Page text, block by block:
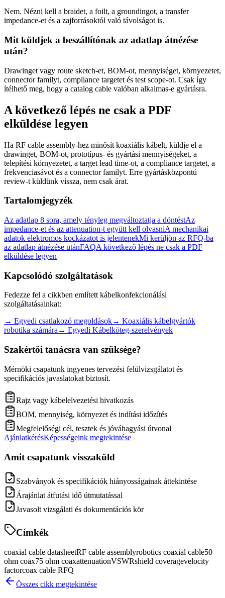
Nem. Nézni kell a braidet, a foilt, a groundingot, a transfer
impedance-et és a zajforrásoktól való távolságot is.
Mit küldjek a beszállítónak az adatlap átnézése
után?
Drawinget vagy route sketch-et, BOM-ot, mennyiséget, környezetet,
connector familyt, compliance targetet és test scope-ot. Csak így
ítélhető meg, hogy a catalog cable valóban alkalmas-e gyártásra.
A következő lépés ne csak a PDF
elküldése legyen
Ha RF cable assembly-hez minősít koaxiális kábelt, küldje el a
drawinget, BOM-ot, prototípus- és gyártási mennyiségeket, a
telepítési környezetet, a target lead time-ot, a compliance targetet, a
frekvenciasávot és a connector familyt. Erre gyártásközpontú
review-t küldünk vissza, nem csak árat.
Tartalomjegyzék
Az adatlap 8 sora, amely tényleg megváltoztatja a döntéstAz
impedance-et és az attenuation-t együtt kell olvasniA mechanikai
adatok elektromos kockázatot is jelentenekMi kerüljön az RFQ-ba
az adatlap átnézése utánFAQA következő lépés ne csak a PDF
elküldése legyen
Kapcsolódó szolgáltatások
Fedezze fel a cikkben említett kábelkonfekcionálási
szolgáltatásainkat:
→ Egyedi csatlakozó megoldások→ Koaxiális kábelgyártók
robotika számára→ Egyedi Kábelköteg-szerelvények
Szakértői tanácsra van szüksége?
Mérnöki csapatunk ingyenes tervezési felülvizsgálatot és
specifikációs javaslatokat biztosít.
Rajz vagy kábelelvezetési hivatkozás
BOM, mennyiség, környezet és indítási időzítés
Megfelelőségi cél, tesztek és jóváhagyási útvonal
AjánlatkérésKépességeink megtekintése
Amit csapatunk visszaküld
Szabványok és specifikációk hiányosságainak áttekintése
Árajánlat átfutási idő útmutatással
Javasolt vizsgálati és dokumentációs kör
Címkék
coaxial cable datasheetRF cable assemblyrobotics coaxial cable50
ohm coax75 ohm coaxattenuationVSWRshield coveragevelocity
factorcoax cable RFQ
Összes cikk megtekintése